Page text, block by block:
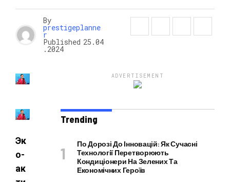
By
prestigeplanne
r
Published 25.04
.2024
Эк
о-
ак
ADVERTISEMENT
Trending
По Дорозі До Інновацій: Як Сучасні
Технології Перетворюють
Кондиціонери На Зелених Та
Економічних Героїв